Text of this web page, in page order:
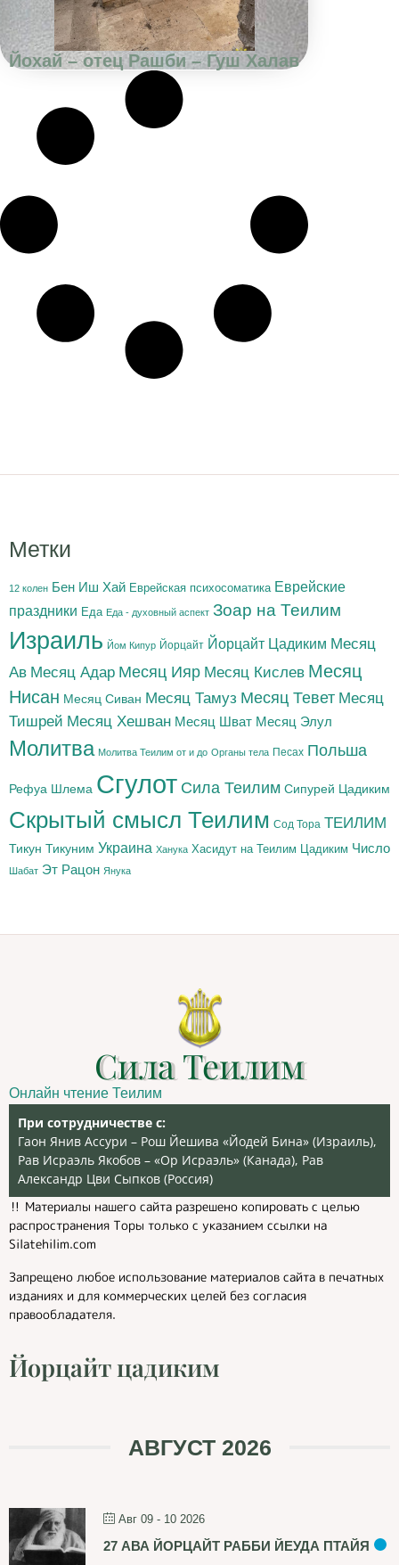
Йохай – отец Рашби – Гуш Халав
Метки
12 колен Бен Иш Хай Еврейская психосоматика Еврейские
праздники Еда Еда - духовный аспект Зоар на Теилим
Израиль Йом Кипур Йорцайт Йорцайт Цадиким Месяц
Ав Месяц Адар Месяц Ияр Месяц Кислев Месяц
Нисан Месяц Сиван Месяц Тамуз Месяц Тевет Месяц
Тишрей Месяц Хешван Месяц Шват Месяц Элул
Молитва Молитва Теилим от и до Органы тела Песах Польша
Рефуа Шлема Сгулот Сила Теилим Сипурей Цадиким
Скрытый смысл Теилим Сод Тора ТЕИЛИМ
Тикун Тикуним Украина Ханука Хасидут на Теилим Цадиким Число
Шабат Эт Рацон Янука
Сила Теилим
Онлайн чтение Теилим
При сотрудничестве с:
Гаон Янив Ассури – Рош Йешива «Йодей Бина» (Израиль),
Рав Исраэль Якобов – «Ор Исраэль» (Канада), Рав
Александр Цви Сыпков (Россия)
‼️ Материалы нашего сайта разрешено копировать с целью
распространения Торы только с указанием ссылки на
Silatehilim.com
Запрещено любое использование материалов сайта в печатных
изданиях и для коммерческих целей без согласия
правообладателя.
Йорцайт цадиким
АВГУСТ 2026
Авг 09 - 10 2026
27 АВА ЙОРЦАЙТ РАББИ ЙЕУДА ПТАЙЯ